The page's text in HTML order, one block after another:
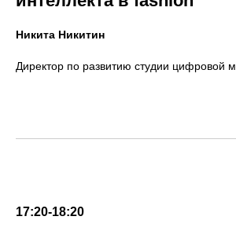
Никита Никитин
Директор по развитию студии цифровой
17:20-18:20